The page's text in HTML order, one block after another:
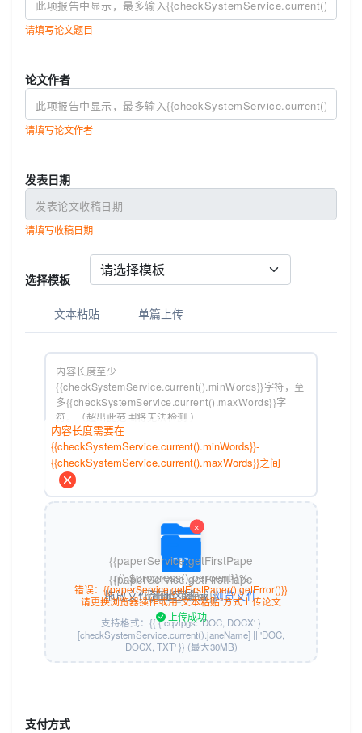
请填写论文题目
论文作者
请填写论文作者
发表日期
请填写收稿日期
选择模板
文本粘贴 单篇上传
内容长度需要在
{{checkSystemService.current().minWords}}-
{{checkSystemService.current().maxWords}}之间
拖放文件到此区域 或浏览文件
支持格式：{{ { cqvipgs: 'DOC, DOCX' }
[checkSystemService.current().janeName] || 'DOC,
DOCX, TXT' }} (最大30MB)
{{paperService.getFirstPape
r().file_name}}
上传成功
{{paperService.getFirstPape
r().$progress().percent}}%
正在上传中......
错误：{{paperService.getFirstPaper().getError()}}
请更换浏览器操作或用“文本粘贴”方式上传论文
支付方式